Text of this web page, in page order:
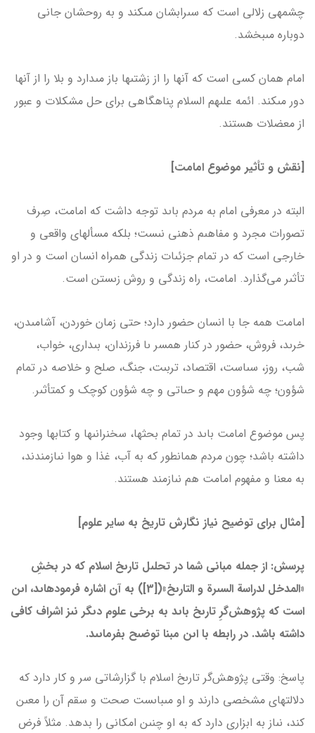
چشمه­ى زلالى است که سىرابشان مى­کند و به روحشان جانى
دوباره مى­بخشد.
امام همان کسى است که آن­ها را از زشتى­ها باز مى­دارد و بلا را از آن­ها
دور مى­کند. ائمه علىهم السلام پناه­گاهى براى حل مشکلات و عبور
از معضلات هستند.
[نقش و تأثیر موضوع امامت]
البته در معرفى امام به مردم باىد توجه داشت که امامت، صِرف
تصورات مجرد و مفاهىم ذهنى نىست؛ بلکه مسأله­اى واقعى و
خارجى است که در تمام جزئىات زندگى همراه انسان است و در او
تأثىر مى‌گذارد. امامت، راه زندگى و روش زىستن است.
امامت همه جا با انسان حضور دارد؛ حتى زمان خوردن، آشامىدن،
خرىد، فروش، حضور در کنار همسر ىا فرزندان، بىدارى، خواب،
شب، روز، سىاست، اقتصاد، تربىت، جنگ، صلح و خلاصه در تمام
شؤون؛ چه شؤون مهم و حىاتى و چه شؤون کوچک و کم­تأثىر.
پس موضوع امامت باىد در تمام بحث­ها، سخنرانى­ها و کتاب­ها وجود
داشته باشد؛ چون مردم همان­طور که به آب، غذا و هوا نىازمندند،
به معنا و مفهوم امامت هم نىازمند هستند.
[مثال برای توضیح نیاز نگارش تاریخ به سایر علوم]
پرسش: از جمله مبانى شما در تحلىل تارىخ اسلام که در بخشِ
«المدخل لدراسة السىرة و التارىخ»([3]) به آن اشاره فرموده­اىد، اىن
است که پژوهش‌گرِ تارىخ باىد به برخى علوم دىگر نىز اشراف کافى
داشته باشد. در رابطه با اىن مبنا توضىح بفرماىىد.
پاسخ: وقتى پژوهش‌گر تارىخ اسلام با گزارشاتى سر و کار دارد که
دلالت­هاى مشخصى دارند و او مى­باىست صحت و سقم آن را معىن
کند، نىاز به ابزارى دارد که به او چنىن امکانى را بدهد. مثلاً فرض